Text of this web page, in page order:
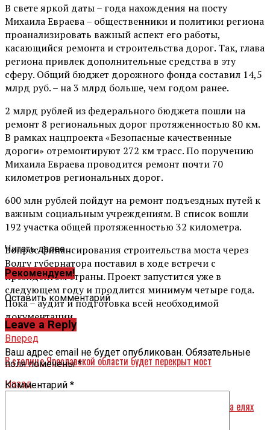
В свете яркой даты – года нахождения на посту
Михаила Евраева – общественники и политики региона
проанализировать важный аспект его работы,
касающийся ремонта и строительства дорог. Так, глава
региона привлек дополнительные средства в эту
сферу. Общий бюджет дорожного фонда составил 14,5
млрд руб. – на 3 млрд больше, чем годом ранее.
2 млрд рублей из федерального бюджета пошли на
ремонт 8 региональных дорог протяженностью 80 км.
В рамках нацпроекта «Безопасные качественные
дороги» отремонтируют 272 км трасс. По поручению
Михаила Евраева проводится ремонт почти 70
километров региональных дорог.
600 млн рублей пойдут на ремонт подъездных путей к
важным социальным учреждениям. В список вошли
192 участка общей протяженностью 32 километра.
Вопрос финансирования строительства моста через
Волгу губернатора поставил в ходе встречи с
президентом страны. Проект запустится уже в
следующем году и продлится минимум четыре года.
Пока – аудит и подготовка всей необходимой
документации.
Вперед
В столице Ярославской области будет перекрыт мост
Назад
Ярославские власти: новогодний бюджет сократится, но на елях
Читать далее ...
Рекомендуем!
Оставить комментарий
Leave a Reply
Ваш адрес email не будет опубликован. Обязательные
поля помечены*
Комментарий *